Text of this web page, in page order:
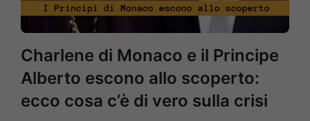
Charlene di Monaco e il Principe
Alberto escono allo scoperto:
ecco cosa c’è di vero sulla crisi